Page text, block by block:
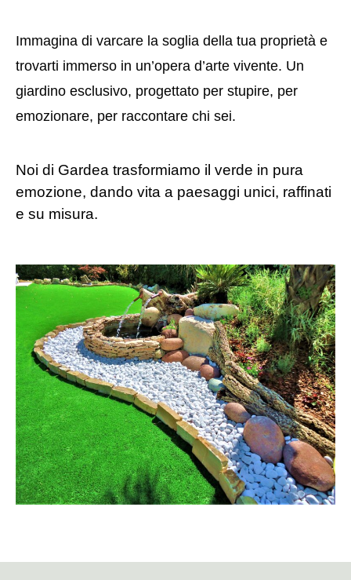
Immagina di varcare la soglia della tua proprietà e
trovarti immerso in un’opera d’arte vivente. Un
giardino esclusivo, progettato per stupire, per
emozionare, per raccontare chi sei.
Noi di Gardea trasformiamo il verde in pura
emozione, dando vita a paesaggi unici, raffinati
e su misura.